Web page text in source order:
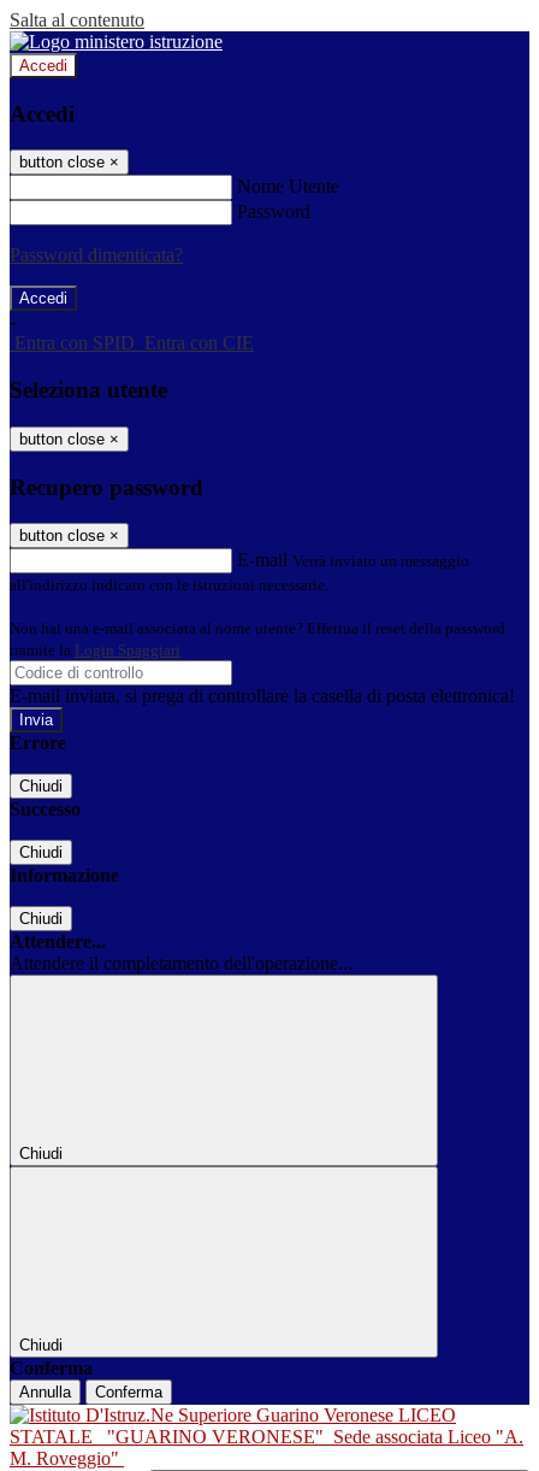
Salta al contenuto
Accedi
Accedi
button close ×
Nome Utente
Password
Password dimenticata?
-
Entra con SPID Entra con CIE
Seleziona utente
button close ×
Recupero password
button close ×
E-mail Verrà inviato un messaggio
all'indirizzo indicato con le istruzioni necessarie.
Non hai una e-mail associata al nome utente? Effettua il reset della password
tramite la Login Spaggiari
E-mail inviata, si prega di controllare la casella di posta elettronica!
Errore
Chiudi
Successo
Chiudi
Informazione
Chiudi
Attendere...
Attendere il completamento dell'operazione...
Chiudi
Chiudi
Conferma
Annulla Conferma
LICEO
STATALE
"GUARINO VERONESE" Sede associata Liceo "A.
M. Roveggio"